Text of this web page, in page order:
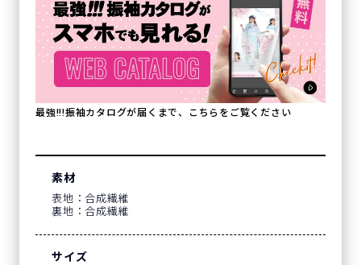
最強!!!振袖カタログが届くまで、こちらをご覧ください
素材
表地：合成繊維
裏地：合成繊維
サイズ